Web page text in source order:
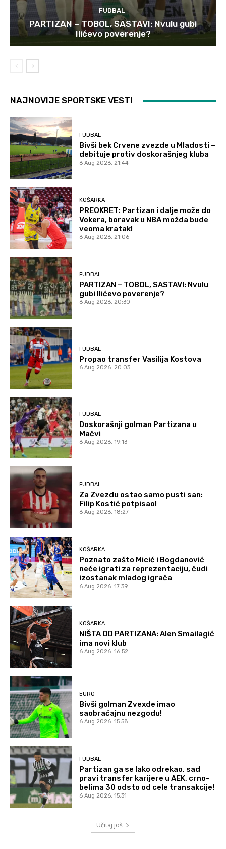
FUDBAL
PARTIZAN – TOBOL, SASTAVI: Nvulu gubi
Ilićevo poverenje?
NAJNOVIJE SPORTSKE VESTI
FUDBAL
Bivši bek Crvene zvezde u Mladosti –
debituje protiv doskorašnjeg kluba
6 Aug 2026. 21:44
KOŠARKA
PREOKRET: Partizan i dalje može do
Vokera, boravak u NBA možda bude
veoma kratak!
6 Aug 2026. 21:06
FUDBAL
PARTIZAN – TOBOL, SASTAVI: Nvulu
gubi Ilićevo poverenje?
6 Aug 2026. 20:30
FUDBAL
Propao transfer Vasilija Kostova
6 Aug 2026. 20:03
FUDBAL
Doskorašnji golman Partizana u
Mačvi
6 Aug 2026. 19:13
FUDBAL
Za Zvezdu ostao samo pusti san:
Filip Kostić potpisao!
6 Aug 2026. 18:27
KOŠARKA
Poznato zašto Micić i Bogdanović
neće igrati za reprezentaciju, čudi
izostanak mladog igrača
6 Aug 2026. 17:39
KOŠARKA
NIŠTA OD PARTIZANA: Alen Smailagić
ima novi klub
6 Aug 2026. 16:52
EURO
Bivši golman Zvexde imao
saobraćajnu nezgodu!
6 Aug 2026. 15:58
FUDBAL
Partizan ga se lako odrekao, sad
pravi transfer karijere u AEK, crno-
belima 30 odsto od cele transakcije!
6 Aug 2026. 15:31
Učitaj još